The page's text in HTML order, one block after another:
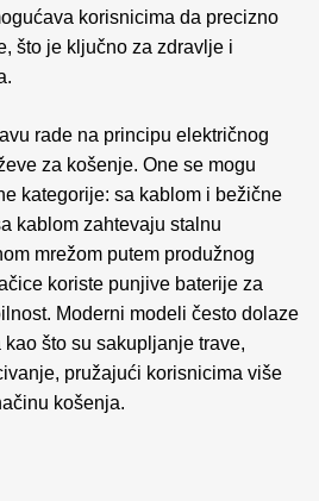
korisnicima da precizno
što je ključno za zdravlje i
rade na principu električnog
za košenje. One se mogu
kategorije: sa kablom i bežične
kablom zahtevaju stalnu
mrežom putem produžnog
koriste punjive baterije za
Moderni modeli često dolaze
što su sakupljanje trave,
pružajući korisnicima više
košenja.